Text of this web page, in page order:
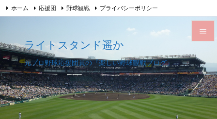
ライトスタンド遥か
元プロ野球応援団員の『楽しい野球観戦ブログ』

メニュ

サイド

前へ
ホーム 応援団 野球観戦 プライバシーポリシー